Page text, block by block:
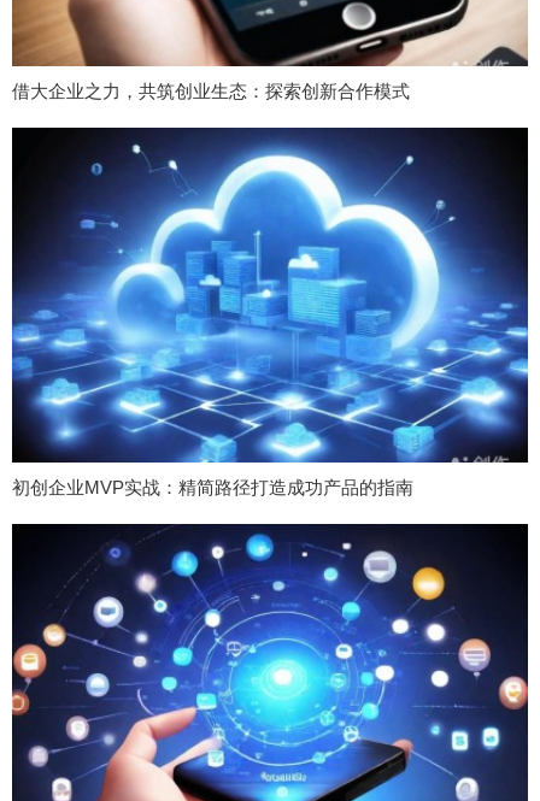
借大企业之力，共筑创业生态：探索创新合作模式
初创企业MVP实战：精简路径打造成功产品的指南